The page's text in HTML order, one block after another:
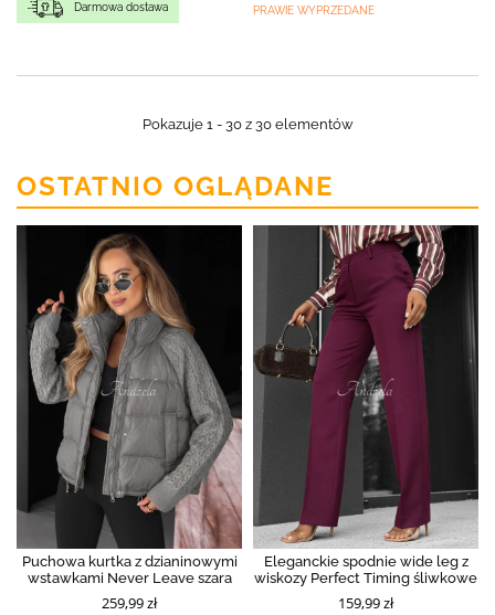
Darmowa dostawa PRAWIE WYPRZEDANE
Pokazuje 1 - 30 z 30 elementów
OSTATNIO OGLĄDANE
Puchowa kurtka z dzianinowymi
wstawkami Never Leave szara
259,99 zł
Eleganckie spodnie wide leg z
wiskozy Perfect Timing śliwkowe
159,99 zł